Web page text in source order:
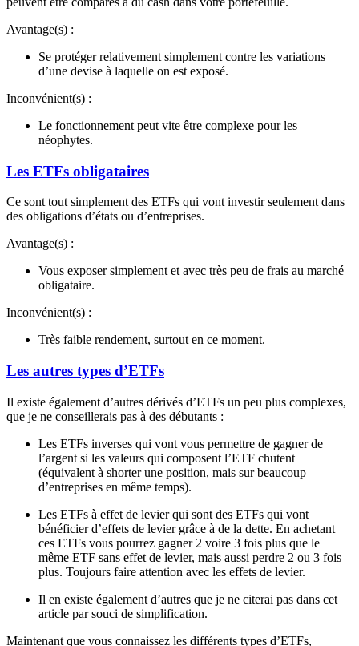
Avantage(s) :
Se protéger relativement simplement contre les variations
d’une devise à laquelle on est exposé.
Inconvénient(s) :
Le fonctionnement peut vite être complexe pour les
néophytes.
Les ETFs obligataires
Ce sont tout simplement des ETFs qui vont investir seulement dans
des obligations d’états ou d’entreprises.
Avantage(s) :
Vous exposer simplement et avec très peu de frais au marché
obligataire.
Inconvénient(s) :
Très faible rendement, surtout en ce moment.
Les autres types d’ETFs
Il existe également d’autres dérivés d’ETFs un peu plus complexes,
que je ne conseillerais pas à des débutants :
Les ETFs inverses qui vont vous permettre de gagner de
l’argent si les valeurs qui composent l’ETF chutent
(équivalent à shorter une position, mais sur beaucoup
d’entreprises en même temps).
Les ETFs à effet de levier qui sont des ETFs qui vont
bénéficier d’effets de levier grâce à de la dette. En achetant
ces ETFs vous pourrez gagner 2 voire 3 fois plus que le
même ETF sans effet de levier, mais aussi perdre 2 ou 3 fois
plus. Toujours faire attention avec les effets de levier.
Il en existe également d’autres que je ne citerai pas dans cet
article par souci de simplification.
Maintenant que vous connaissez les différents types d’ETFs,